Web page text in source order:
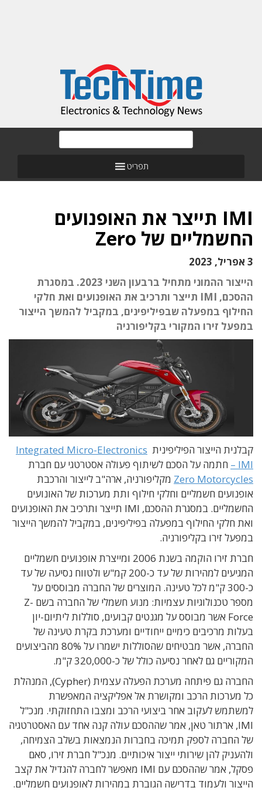
תפריט
IMI תייצר את האופנועים
החשמליים של Zero
3 אפריל, 2023
הייצור ההמוני מתחיל ברבעון השני 2023. במסגרת
ההסכם, IMI תייצר ותרכיב את האופנועים ואת חלקי
החילוף במפעלה שבפיליפינים, במקביל להמשך הייצור
במפעל זירו המקורי בקליפורניה
קבלנית הייצור הפיליפינית Integrated Micro-Electronics
– IMI חתמה על הסכם לשיתוף פעולה אסטרטגי עם חברת
Zero Motorcycles מקליפורניה, ארה"ב לייצור והרכבת
אופנועים חשמליים וחלקי חילוף ותת מערכות של האונועים
החשמליים. במסגרת ההסכם, IMI תייצר ותרכיב את האופנועים
ואת חלקי החילוף במפעלה בפיליפינים, במקביל להמשך הייצור
במפעל זירו בקליפורניה.
חברת זירו הוקמה בשנת 2006 ומייצרת אופנועים חשמליים
המגיעים למהירות של עד כ-200 קמ"ש ולטווח נסיעה של עד
כ-300 ק"מ לכל טעינה. המוצרים של החברה מבוססים על
מספר טכנולוגיות עצמיות: מנוע חשמלי של החברה בשם Z-
Force אשר מבוסס על מגנטים קבועים, סוללות ליתיום-יון
בעלות מרכיבים כימיים ייחודיים ומערכת בקרת טעינה של
החברה, אשר מבטיחים שהסוללות ישמרו על 80% מהביצועים
המקוריים גם לאחר נסיעה כולל של כ-320,000 ק"מ.
החברה גם פיתחה מערכת הפעלה עצמית (Cypher), המנהלת
כל מערכות הרכב ומקושרת אל אפליקציה המאפשרת
למשתמש לעקוב אחר ביצועי הרכב ומצבו התחזוקתי. מנכ"ל
IMI, ארתור טאן, אמר שההסכם עולה קנה אחד עם האסטרטגיה
של החברה לספק תמיכה בחברות הנמצאות בשלב הצמיחה,
ולהעניק להן שירותי ייצור איכותיים. מנכ"ל חברת זירו, סאם
פסקל, אמר שההסכם עם IMI מאפשר לחברה להגדיל את קצב
הייצור ולעמוד בדרישה הגוברת במהירות לאופנועים חשמליים.